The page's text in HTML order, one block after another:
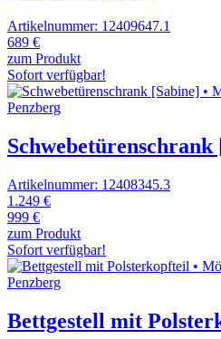
Artikelnummer: 12409647.1
689 €
zum Produkt
Sofort verfügbar!
Schwebetürenschrank
Artikelnummer: 12408345.3
1.249 €
999 €
zum Produkt
Sofort verfügbar!
Bettgestell mit